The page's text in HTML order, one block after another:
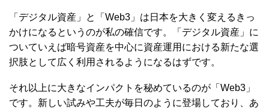
「デジタル資産」と「Web3」は日本を大きく変えるきっ
かけになるというのが私の確信です。「デジタル資産」に
ついていえば暗号資産を中心に資産運用における新たな選
択肢として広く利用されるようになるはずです。
それ以上に大きなインパクトを秘めているのが「Web3」
です。新しい試みや工夫が毎日のように登場しており、あ